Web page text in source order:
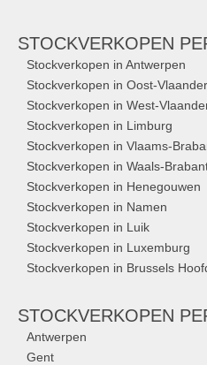
STOCKVERKOPEN
Stockverkopen in Antwerpen
Stockverkopen in Oost-
Stockverkopen in West-
Stockverkopen in Limburg
Stockverkopen in Vlaams-
Stockverkopen in Waals-
Stockverkopen in Henegouwen
Stockverkopen in Namen
Stockverkopen in Luik
Stockverkopen in Luxemburg
Stockverkopen in Brussels
STOCKVERKOPEN
Antwerpen
Gent